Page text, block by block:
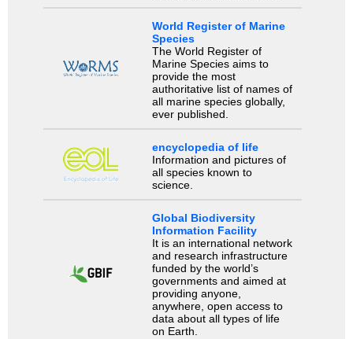
World Register of Marine
Species
The World Register of
Marine Species aims to
provide the most
authoritative list of names of
all marine species globally,
ever published.
encyclopedia of life
Information and pictures of
all species known to
science.
Global Biodiversity
Information Facility
It is an international network
and research infrastructure
funded by the world’s
governments and aimed at
providing anyone,
anywhere, open access to
data about all types of life
on Earth.